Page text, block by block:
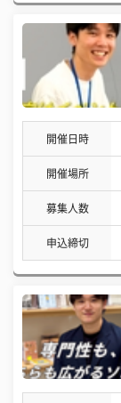
開催日時
開催場所
募集人数
申込締切